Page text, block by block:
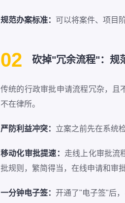
规范办案标准： 可以将案件、项目
02 砍掉"冗余流程"：规
传统的行政审批申请流程冗杂，且
不在律所。
严防利益冲突： 立案之前先在系统
移动化审批提速： 走线上化审批流
批规则，繁简得当，在线申请和审
一分钟电子签： 开通了"电子签"后